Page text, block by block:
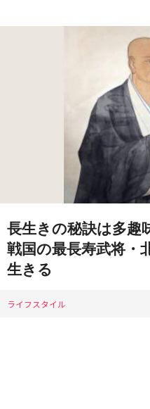
長生きの秘訣は多趣
戦国の最長寿武将・
生きる
ライフスタイル